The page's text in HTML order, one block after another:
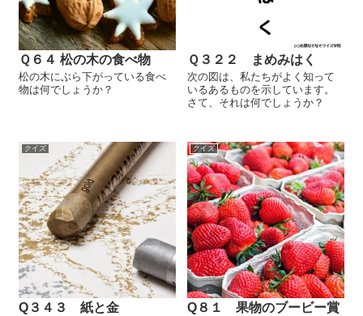
Ｑ６４ 松の木の食べ物
松の木にぶら下がっている食べ
物は何でしょうか？
Ｑ３２２ まめみはく
次の図は、私たちがよく知って
いるあるものを示しています。
さて、それは何でしょうか？
クイズ
Q３４３ 紙と金
クイズ
Q８１ 果物のブービー賞